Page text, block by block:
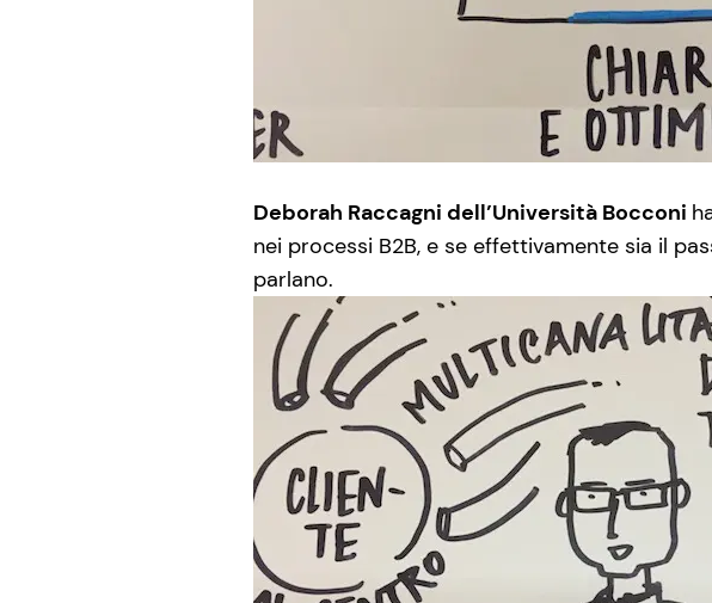
Deborah Raccagni dell’Università Bocconi
nei processi B2B, e se effettivamente sia il
parlano.